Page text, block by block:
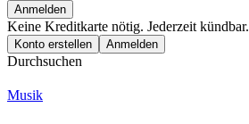
Anmelden
Keine Kreditkarte nötig. Jederzeit kündbar.
Konto erstellen Anmelden
Durchsuchen
Musik